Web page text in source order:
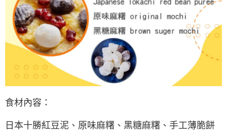
食材內容：
日本十勝紅豆泥、原味麻糬、黑糖麻糬、手工薄脆餅